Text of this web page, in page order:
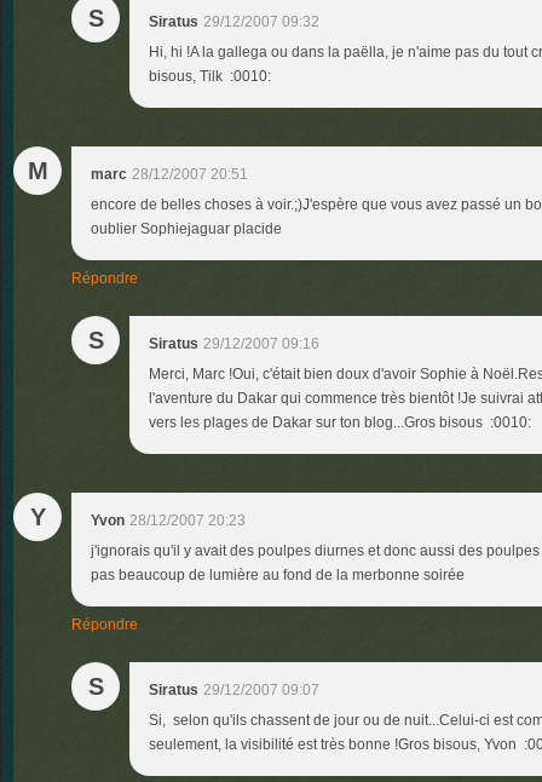
S Siratus 29/12/2007 09:32
Hi, hi !A la gallega ou dans la paëlla, je n'aime pas du tout
bisous, Tilk :0010:
M marc 28/12/2007 20:51
encore de belles choses à voir.;)J'espère que vous avez passé un
oublier Sophiejaguar placide
Répondre
S Siratus 29/12/2007 09:16
Merci, Marc !Oui, c'était bien doux d'avoir Sophie à
l'aventure du Dakar qui commence très bientôt !Je suivrai
vers les plages de Dakar sur ton blog...Gros bisous :0010:
Y Yvon 28/12/2007 20:23
j'ignorais qu'il y avait des poulpes diurnes et donc aussi des
pas beaucoup de lumière au fond de la merbonne soirée
Répondre
S Siratus 29/12/2007 09:07
Si, selon qu'ils chassent de jour ou de nuit...Celui-ci est
seulement, la visibilité est très bonne !Gros bisous, Yvon